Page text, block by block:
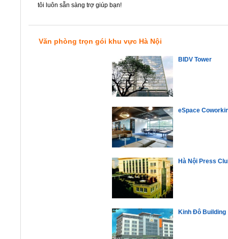
tôi luôn sẵn sàng trợ giúp bạn!
Văn phòng trọn gói khu vực Hà Nội
BIDV Tower
eSpace
Hà Nội Press
Kinh Đô Building